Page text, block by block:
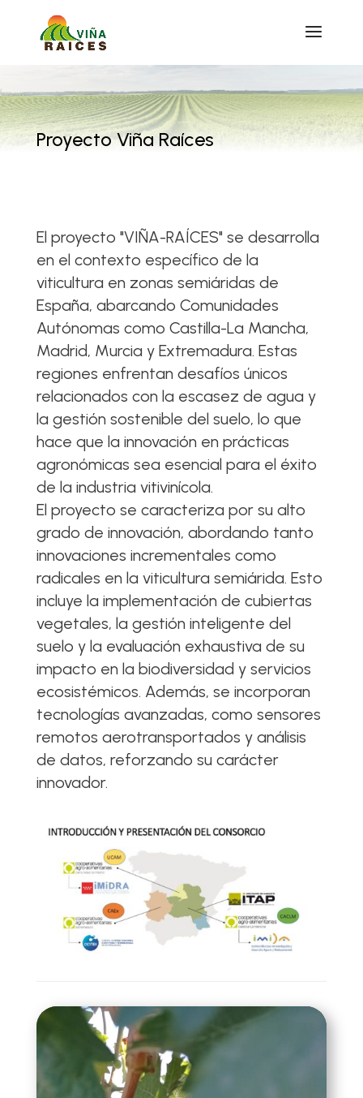
Proyecto Viña Raíces
El proyecto "VIÑA-RAÍCES" se desarrolla
en el contexto específico de la
viticultura en zonas semiáridas de
España, abarcando Comunidades
Autónomas como Castilla-La Mancha,
Madrid, Murcia y Extremadura. Estas
regiones enfrentan desafíos únicos
relacionados con la escasez de agua y
la gestión sostenible del suelo, lo que
hace que la innovación en prácticas
agronómicas sea esencial para el éxito
de la industria vitivinícola.
El proyecto se caracteriza por su alto
grado de innovación, abordando tanto
innovaciones incrementales como
radicales en la viticultura semiárida. Esto
incluye la implementación de cubiertas
vegetales, la gestión inteligente del
suelo y la evaluación exhaustiva de su
impacto en la biodiversidad y servicios
ecosistémicos. Además, se incorporan
tecnologías avanzadas, como sensores
remotos aerotransportados y análisis
de datos, reforzando su carácter
innovador.